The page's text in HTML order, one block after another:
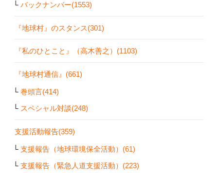
バックナンバー(1553)
『地球村』のスタンス(301)
『私のひとこと』（高木善之）(1103)
『地球村通信』(661)
巻頭言(414)
スペシャル対談(248)
支援活動報告(359)
支援報告（地球環境保全活動）(61)
支援報告（緊急人道支援活動）(223)